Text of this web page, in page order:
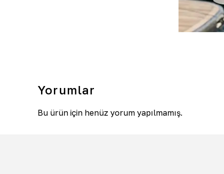
Yorumlar
Bu ürün için henüz yorum yapılmamış.